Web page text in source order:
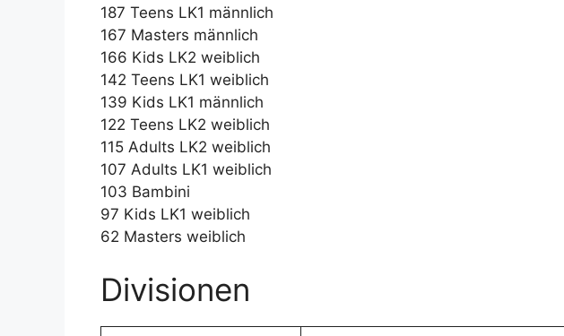
187 Teens LK1 männlich
167 Masters männlich
166 Kids LK2 weiblich
142 Teens LK1 weiblich
139 Kids LK1 männlich
122 Teens LK2 weiblich
115 Adults LK2 weiblich
107 Adults LK1 weiblich
103 Bambini
97 Kids LK1 weiblich
62 Masters weiblich
Divisionen